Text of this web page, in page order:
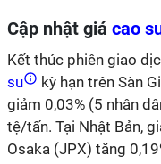
Cập nhật giá cao
Kết thúc phiên giao
su
kỳ hạn trên Sàn
giảm 0,03% (5 nhân
tệ/tấn. Tại Nhật Bản,
Osaka (JPX) tăng